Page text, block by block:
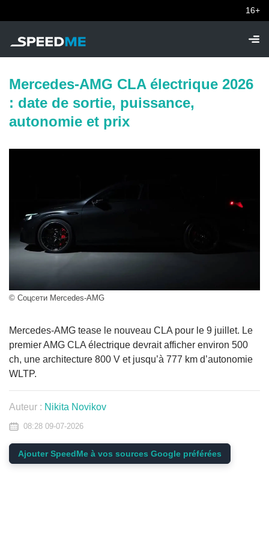
16+
Mercedes-AMG CLA électrique 2026
: date de sortie, puissance,
autonomie et prix
© Соцсети Mercedes-AMG
Mercedes-AMG tease le nouveau CLA pour le 9 juillet. Le
premier AMG CLA électrique devrait afficher environ 500
ch, une architecture 800 V et jusqu’à 777 km d’autonomie
WLTP.
Auteur : Nikita Novikov
08:28 09-07-2026
Ajouter SpeedMe à vos sources Google préférées